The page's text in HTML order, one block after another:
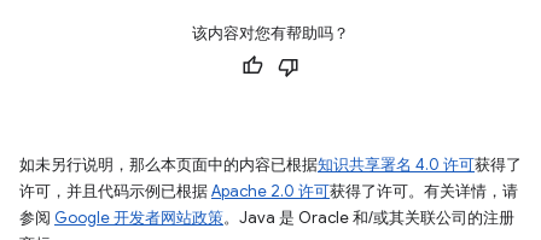
该内容对您有帮助吗？
如未另行说明，那么本页面中的内容已根据知识共享署名 4.0 许可获得了
许可，并且代码示例已根据Apache 2.0 许可获得了许可。有关详情，请
参阅 Google 开发者网站政策。Java 是 Oracle 和/或其关联公司的注册